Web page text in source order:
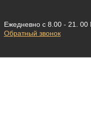
Ежедневно с 8.00 - 21.
Обратный звонок